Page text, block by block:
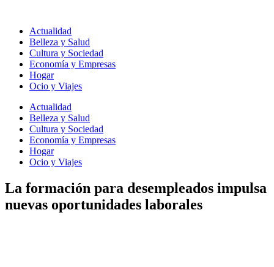
contenidoActualidad
Belleza y Salud
Cultura y Sociedad
Economía y Empresas
Hogar
Ocio y Viajes
Actualidad
Belleza y Salud
Cultura y Sociedad
Economía y Empresas
Hogar
Ocio y Viajes
La formación para desempleados impulsa
nuevas oportunidades laborales